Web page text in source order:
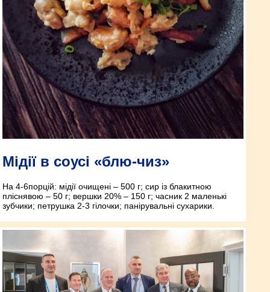
Мідії в соусі «блю-чиз»
На 4-6порцій: мідії очищені – 500 г; сир із блакитною
пліснявою – 50 г; вершки 20% – 150 г; часник 2 маленькі
зубчики; петрушка 2-3 гілочки; панірувальні сухарики.